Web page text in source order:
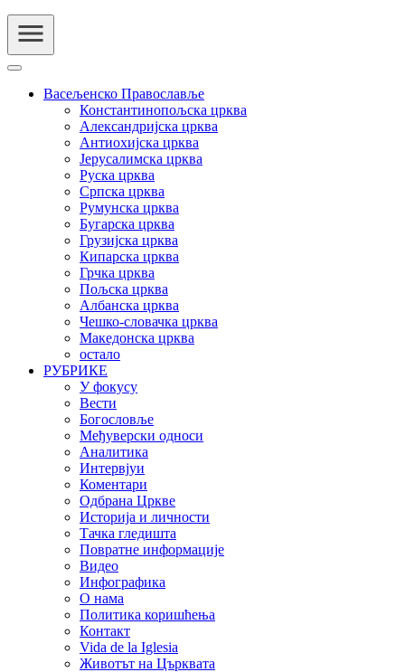
Васељенско Православље
Константинопољска црква
Александријска црква
Антиохијска црква
Јерусалимска црква
Руска црква
Српска црква
Румунска црква
Бугарска црква
Грузијска црква
Кипарска црква
Грчка црква
Пољска црква
Албанска црква
Чешко-словачка црква
Македонска црква
остало
РУБРИКЕ
У фокусу
Вести
Богословље
Међуверски односи
Аналитика
Интервјуи
Коментари
Одбрана Цркве
Историја и личности
Тачка гледишта
Повратне информације
Видео
Инфографика
О нама
Политика коришћења
Контакт
Vida de la Iglesia
Животът на Църквата